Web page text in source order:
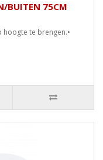
BUITEN 75CM
hoogte te brengen.•